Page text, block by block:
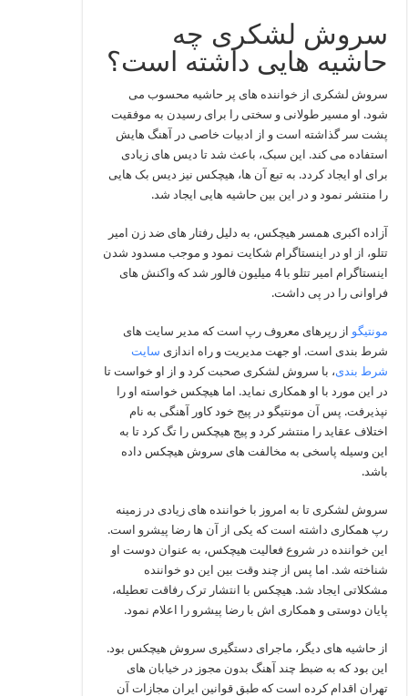
سروش لشکری چه
حاشیه هایی داشته است؟
سروش لشکری از خواننده های پر حاشیه محسوب می
شود. او مسیر طولانی و سختی را برای رسیدن به موفقیت
پشت سر گذاشته است و از ادبیات خاصی در آهنگ هایش
استفاده می کند. این سبک، باعث شد تا دیس های زیادی
برای او ایجاد کردد. به تبع آن ها، هیچکس نیز دیس بک هایی
را منتشر نمود و در این بین حاشیه هایی ایجاد شد.
آزاده اکبری همسر هیچکس، به دلیل رفتار های ضد زن امیر
تتلو، از او در اینستاگرام شکایت نمود و موجب مسدود شدن
اینستاگرام امیر تتلو با 4 میلیون فالور شد که واکنش های
فراوانی را در پی داشت.
مونتیگو از رپرهای معروف رپ است که مدیر سایت های
شرط بندی است. او جهت مدیریت و راه اندازی سایت
شرط بندی، با سروش لشکری صحبت کرد و از او خواست تا
در این مورد با او همکاری نماید. اما هیچکس خواسته او را
نپذیرفت. پس آن مونتیگو در پیج خود کاور آهنگی به نام
اختلاف عقاید را منتشر کرد و پیج هیچکس را تگ کرد تا به
این وسیله پاسخی به مخالفت های سروش هیچکس داده
باشد.
سروش لشکری تا به امروز با خواننده های زیادی در زمینه
رپ همکاری داشته است که یکی از آن ها رضا پیشرو است.
این خواننده در شروع فعالیت هیچکس، به عنوان دوست او
شناخته شد. اما پس از چند وقت بین این دو خواننده
مشکلاتی ایجاد شد. هیچکس با انتشار ترک رفاقت تعطیله،
پایان دوستی و همکاری اش با رضا پیشرو را اعلام نمود.
از حاشیه های دیگر، ماجرای دستگیری سروش هیچکس بود.
این بود که به ضبط چند آهنگ بدون مجوز در خیابان‌ های
تهران اقدام کرده است که طبق قوانین ایران مجازات آن